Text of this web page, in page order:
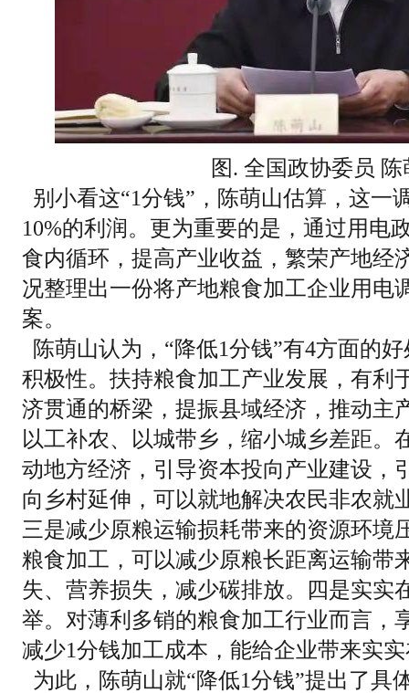
图. 全国政协委员 陈
别小看这“1分钱”，陈萌山估算，这一
10%的利润。更为重要的是，通过用电
食内循环，提高产业收益，繁荣产地经
况整理出一份将产地粮食加工企业用电
案。
陈萌山认为，“降低1分钱”有4方面的
积极性。扶持粮食加工产业发展，有利
济贯通的桥梁，提振县域经济，推动主
以工补农、以城带乡，缩小城乡差距。
动地方经济，引导资本投向产业建设，
向乡村延伸，可以就地解决农民非农就
三是减少原粮运输损耗带来的资源环境
粮食加工，可以减少原粮长距离运输带
失、营养损失，减少碳排放。四是实实
举。对薄利多销的粮食加工行业而言，
减少1分钱加工成本，能给企业带来实
为此，陈萌山就“降低1分钱”提出了具